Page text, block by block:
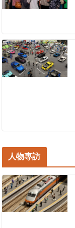
人物專訪